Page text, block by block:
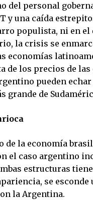
del personal
y una caída
populista, ni en el
la crisis se
economías
de los precios de
pueden
grande de
de la economía
el caso argentino
estructuras
se
la Argentina.